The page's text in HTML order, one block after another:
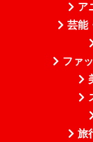
ア
芸能
ファ
旅